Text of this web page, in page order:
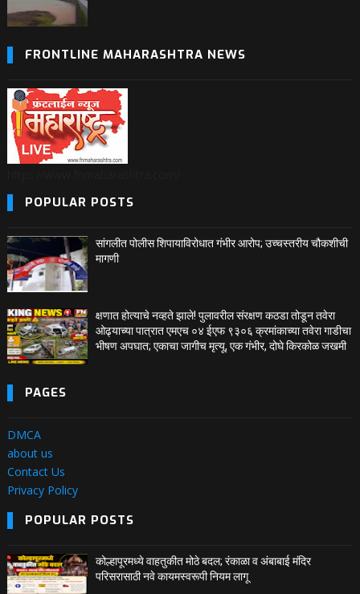
FRONTLINE MAHARASHTRA NEWS
POPULAR POSTS
सांगलीत पोलीस शिपायाविरोधात गंभीर आरोप; उच्चस्तरीय चौकशीची
मागणी
क्षणात होत्याचे नव्हते झाले! पुलावरील संरक्षण कठडा तोडून तवेरा
ओढ्याच्या पात्रात एमएच ०४ ईएफ ९३०६ क्रमांकाच्या तवेरा गाडीचा
भीषण अपघात; एकाचा जागीच मृत्यू, एक गंभीर, दोघे किरकोळ जखमी
PAGES
DMCA
about us
Contact Us
Privacy Policy
POPULAR POSTS
कोल्हापूरमध्ये वाहतुकीत मोठे बदल; रंकाळा व अंबाबाई मंदिर
परिसरासाठी नवे कायमस्वरूपी नियम लागू